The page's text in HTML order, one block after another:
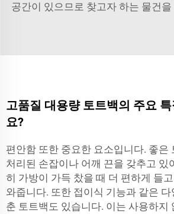
공간이 있으므로 찾고자 하는 물건
고품질 대용량 토트백의 주요
요?
편안함 또한 중요한 요소입니다. 좋은
처리된 손잡이나 어깨 끈을 갖추고 있
히 가방이 가득 찼을 때 더 편하게 들
와줍니다. 또한 접이식 기능과 같은
춘 토트백도 있습니다. 이는 사용하지